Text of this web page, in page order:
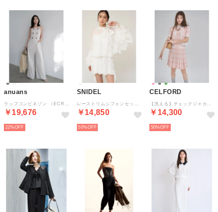
anuans
￥19,676
22%
SNIDEL
￥14,850
50%
CELFORD
￥14,300
50%